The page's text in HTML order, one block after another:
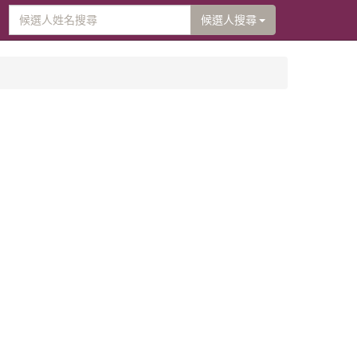
候選人搜尋